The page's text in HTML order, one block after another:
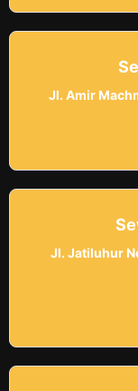
Jl. Amir
Jl. Jatiluhur